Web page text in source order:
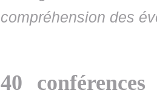
compréhension des
40